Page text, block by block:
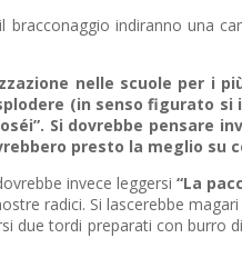
indiranno una
nelle scuole per
(in senso figurato
Si dovrebbe pensare
presto la meglio su
invece leggersi“La
radici. Si lascerebbe
due tordi preparati con burro